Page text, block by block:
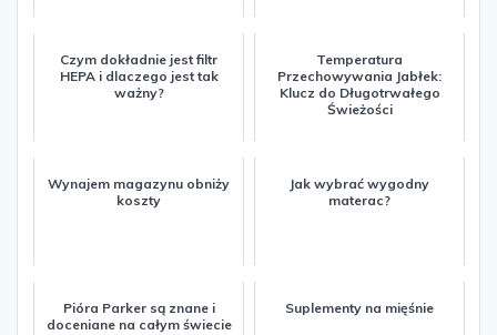
Czym dokładnie jest filtr
HEPA i dlaczego jest tak
ważny?
Temperatura
Przechowywania Jabłek:
Klucz do Długotrwałego
Świeżości
Wynajem magazynu obniży
koszty
Jak wybrać wygodny
materac?
Pióra Parker są znane i
doceniane na całym świecie
Suplementy na mięśnie